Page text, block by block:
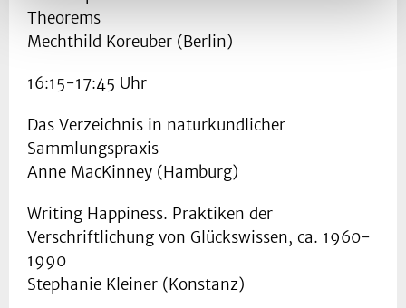
Theorems
Mechthild Koreuber (Berlin)
16:15-17:45 Uhr
Das Verzeichnis in naturkundlicher
Sammlungspraxis
Anne MacKinney (Hamburg)
Writing Happiness. Praktiken der
Verschriftlichung von Glückswissen, ca. 1960-
1990
Stephanie Kleiner (Konstanz)